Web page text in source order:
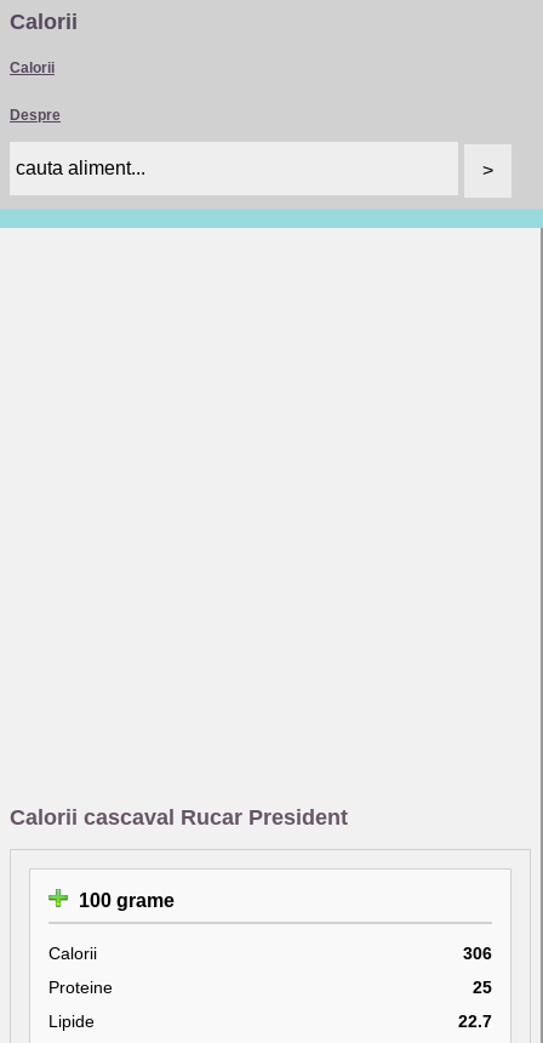
Calorii
Calorii
Despre
Calorii cascaval Rucar President
100 grame
Calorii
306
Proteine
25
Lipide
22.7